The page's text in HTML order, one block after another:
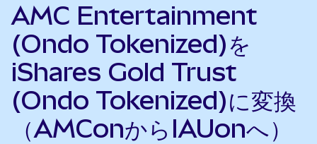
AMC Entertainment
(Ondo Tokenized)を
iShares Gold Trust
(Ondo Tokenized)に変換
（AMConからIAUonへ）